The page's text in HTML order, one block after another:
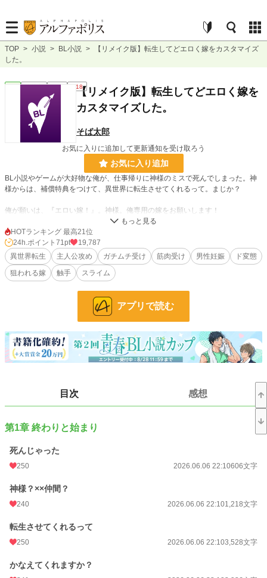
TOP > 小説 > BL小説 >
【リメイク版】転生してどエロく嫁をカスタマイズ
した。
連載中 長編 R18
【リメイク版】転生してどエロく嫁を
カスタマイズした。
そば太郎
お気に入りに追加して更新通知を受け取ろう
お気に入り追加
BL小説やゲームが大好物な俺が、仕事帰りに神様のミスで死んでしまった。神
様からは、補償特典をつけて、異世界に転生させてくれるって。まじか？
俺が願いは、『エロい嫁！』。神様。俺専用の嫁をお願いします！
ガチムチ、男前、雄っぱいがむちむちな、すっごーいどエロい嫁が欲しいです！
そんな生前腐男子がおりなす、エロ満載なお話。
※主人公攻め 嫁一筋で浮気はしません。
※ムーンさんのほうでも投稿済（別名）。こっちは、リメイク前のもの。
以前、完結していた作品をリメイクしました。理由、初投稿作品で誤字や言い回
しなど大量にあったため。読みにくくて大変申し訳ありませんでした。それなの
感謝しかありません。元々文章能力がないため、どこまでマシになったか分かり
ませぬが、肉付けしたり、新たにエッチを書き加えたりしているので、読み直し
て貰えたら嬉しいです。
BL 3,015 位 / 31,395 件
お気に入り 759
24h.ポイント 71 pt
文字数
更新日時 2026.06.06 22:10
週間ポイント 481 pt (14,906 位)
HOTランキング 最高21位
24h.ポイント 71pt
19,787
異世界転生
主人公攻め ガチムチ受け 筋肉受け 男性妊娠
ド変態
狙われる嫁
触手 スライム
アプリで読む
目次 感想
第1章 終わりと始まり
死んじゃった
250 2026.06.06 22:10606文字
神様？××仲間？
240 2026.06.06 22:101,218文字
転生させてくれるって
250 2026.06.06 22:103,528文字
かなえてくれますか？